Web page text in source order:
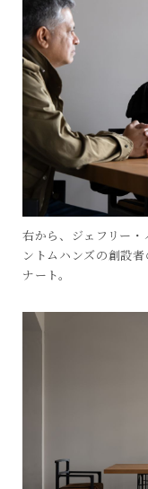
右から、ジェフリー
ントムハンズの創設
ナート。